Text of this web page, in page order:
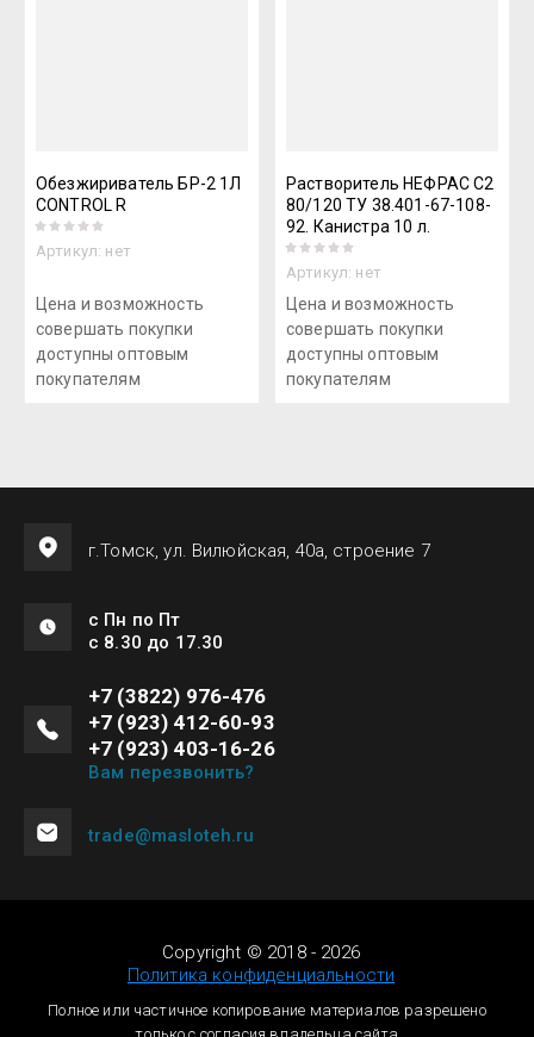
Обезжириватель БР-2 1Л
CONTROL R
Артикул: нет
Цена и возможность
совершать покупки
доступны оптовым
покупателям
Растворитель НЕФРАС С2
80/120 ТУ 38.401-67-108-
92. Канистра 10 л.
Артикул: нет
Цена и возможность
совершать покупки
доступны оптовым
покупателям
г.Томск, ул. Вилюйская, 40а, строение 7
с Пн по Пт
с 8.30 до 17.30
+7 (3822) 976-476
+7 (923) 412-60-93
+7 (923) 403-16-26
Вам перезвонить?
trade@masloteh.ru
Copyright © 2018 - 2026
Политика конфиденциальности
Полное или частичное копирование материалов разрешено